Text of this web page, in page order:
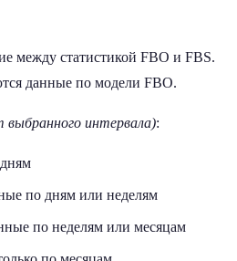
между статистикой FBO и FBS.
данные по модели FBO.
выбранного интервала):
по дням или неделям
по неделям или месяцам